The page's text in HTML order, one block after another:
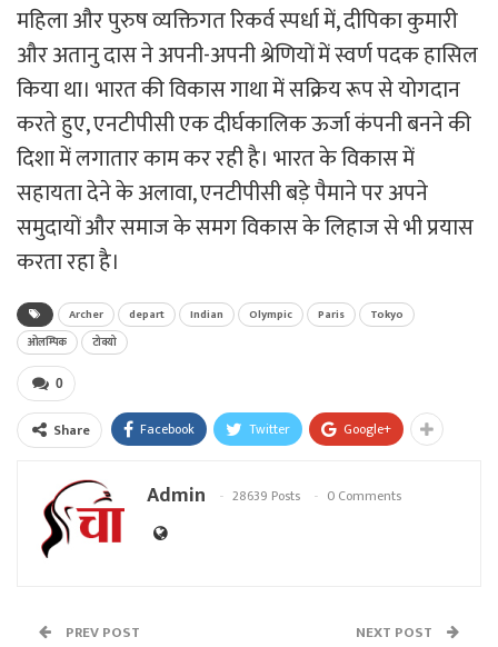
महिला और पुरुष व्यक्तिगत रिकर्व स्पर्धा में, दीपिका कुमारी
और अतानु दास ने अपनी-अपनी श्रेणियों में स्वर्ण पदक हासिल
किया था। भारत की विकास गाथा में सक्रिय रूप से योगदान
करते हुए, एनटीपीसी एक दीर्घकालिक ऊर्जा कंपनी बनने की
दिशा में लगातार काम कर रही है। भारत के विकास में
सहायता देने के अलावा, एनटीपीसी बड़े पैमाने पर अपने
समुदायों और समाज के समग विकास के लिहाज से भी प्रयास
करता रहा है।
Archer depart Indian Olympic Paris
Tokyo
ओलम्पिक
टोक्यो
0
Share Facebook Twitter Google+
Admin 28639 Posts 0 Comments
PREV POST NEXT POST